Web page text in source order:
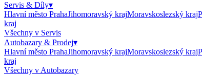
Servis & Díly▾
Hlavní město PrahaJihomoravský krajMoravskoslezský kraj
kraj
Všechny v Servis
Autobazary & Prodej▾
Hlavní město PrahaJihomoravský krajMoravskoslezský kraj
kraj
Všechny v Autobazary